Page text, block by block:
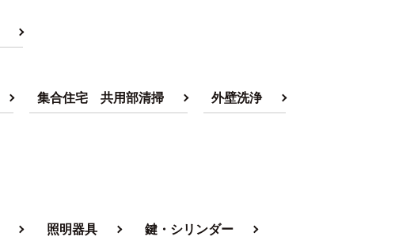
集合住宅 共用部清掃 外壁洗浄
照明器具 鍵・シリンダー